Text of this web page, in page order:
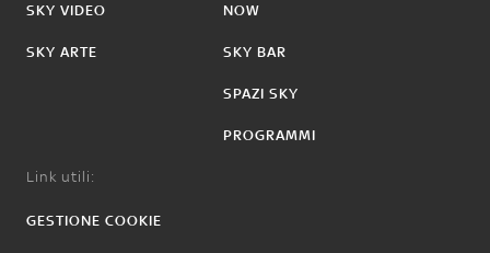
SKY VIDEO
SKY ARTE
NOW
SKY BAR
SPAZI SKY
PROGRAMMI
Link utili:
GESTIONE COOKIE